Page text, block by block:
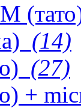
(14)
(27)
+